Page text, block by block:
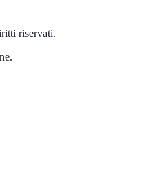
riservati.